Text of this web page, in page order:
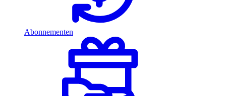
Abonnementen